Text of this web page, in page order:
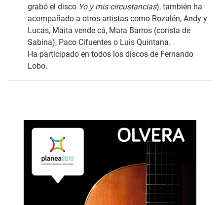
grabó el disco Yo y mis circustancias), también ha
acompañado a otros artistas como Rozalén, Andy y
Lucas, Maita vende cá, Mara Barros (corista de
Sabina), Paco Cifuentes o Luis Quintana.
Ha participado en todos los discos de Fernando
Lobo.